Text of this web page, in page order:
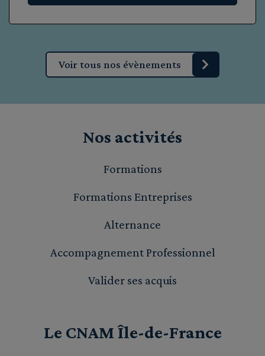
Voir tous nos évènements
Nos activités
Formations
Formations Entreprises
Alternance
Accompagnement Professionnel
Valider ses acquis
Le CNAM Île-de-France